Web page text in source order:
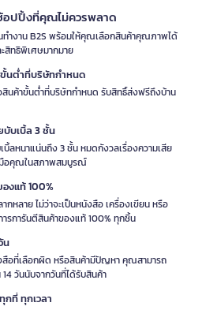
อปปิ้งที่คุณไม่ควรพลาด
ทำงาน B2S พร้อมให้คุณเลือกสินค้าคุณภาพได้
สิทธิพิเศษมากมาย
นต่ำที่บริษัทกำหนด
นค้าขั้นต่ำที่บริษัทกำหนด รับสิทธิ์ส่งฟรีถึงบ้าน
บเบิ้ล 3 ชั้น
ลหนาแน่นถึง 3 ชั้น หมดกังวลเรื่องความเสีย
อคุณในสภาพสมบูรณ์
งแท้ 100%
หลาย ไม่ว่าจะเป็นหนังสือ เครื่องเขียน หรือ
รการันตีสินค้าของแท้ 100% ทุกชิ้น
น
งสือที่เลือกผิด หรือสินค้ามีปัญหา คุณสามารถ
วันนับจากวันที่ได้รับสินค้า
กที่ ทุกเวลา